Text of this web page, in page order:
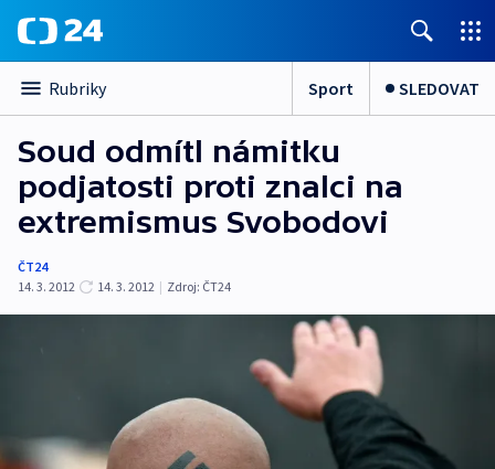
Rubriky Sport SLEDOVAT
Soud odmítl námitku
podjatosti proti znalci na
extremismus Svobodovi
ČT24
14. 3. 2012
14. 3. 2012 | Zdroj: ČT24